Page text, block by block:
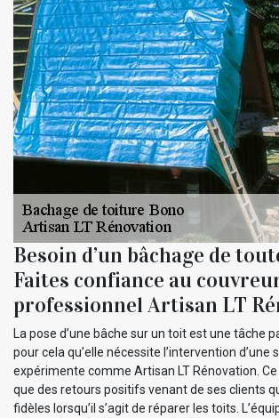
Besoin d’un bâchage de
Faites confiance au
professionnel Artisan LT
La pose d’une bâche sur un toit est une tâche
pour cela qu’elle nécessite l’intervention d’une
expérimente comme Artisan LT Rénovation. Ce
que des retours positifs venant de ses clients
fidèles lorsqu’il s’agit de réparer les toits.